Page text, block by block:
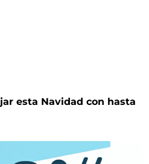
esta Navidad con hasta